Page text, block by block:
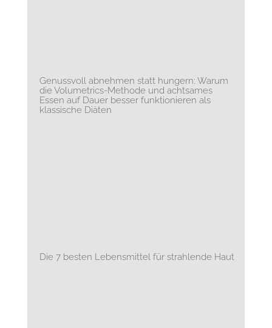
Genussvoll abnehmen statt hungern: Warum
die Volumetrics-Methode und achtsames
Essen auf Dauer besser funktionieren als
klassische Diäten
Die 7 besten Lebensmittel für strahlende Haut